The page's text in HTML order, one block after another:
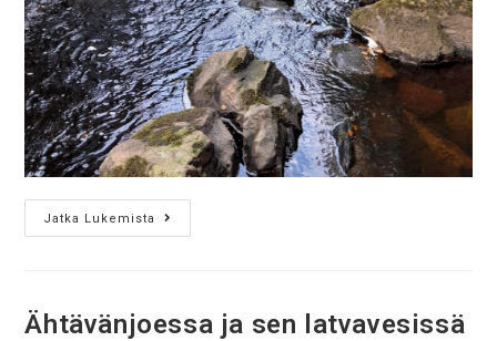
Jatka Lukemista
Ähtävänjoessa ja sen latvavesissä